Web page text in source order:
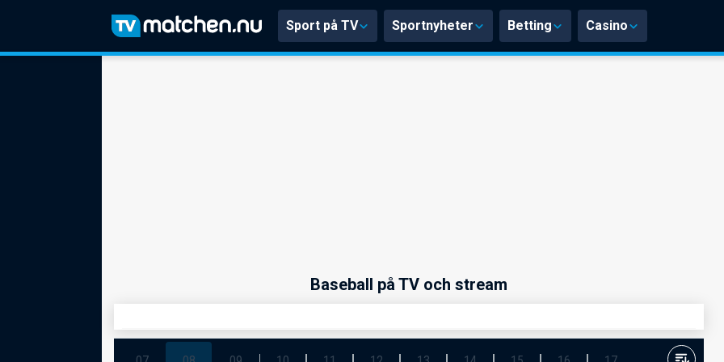
Sport på TV Sportnyheter Betting Casino
Baseball på TV och stream